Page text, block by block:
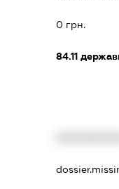
0 грн.
84.11